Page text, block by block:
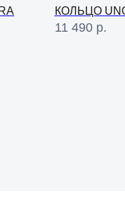
КОЛЬЦО
11 490 р.